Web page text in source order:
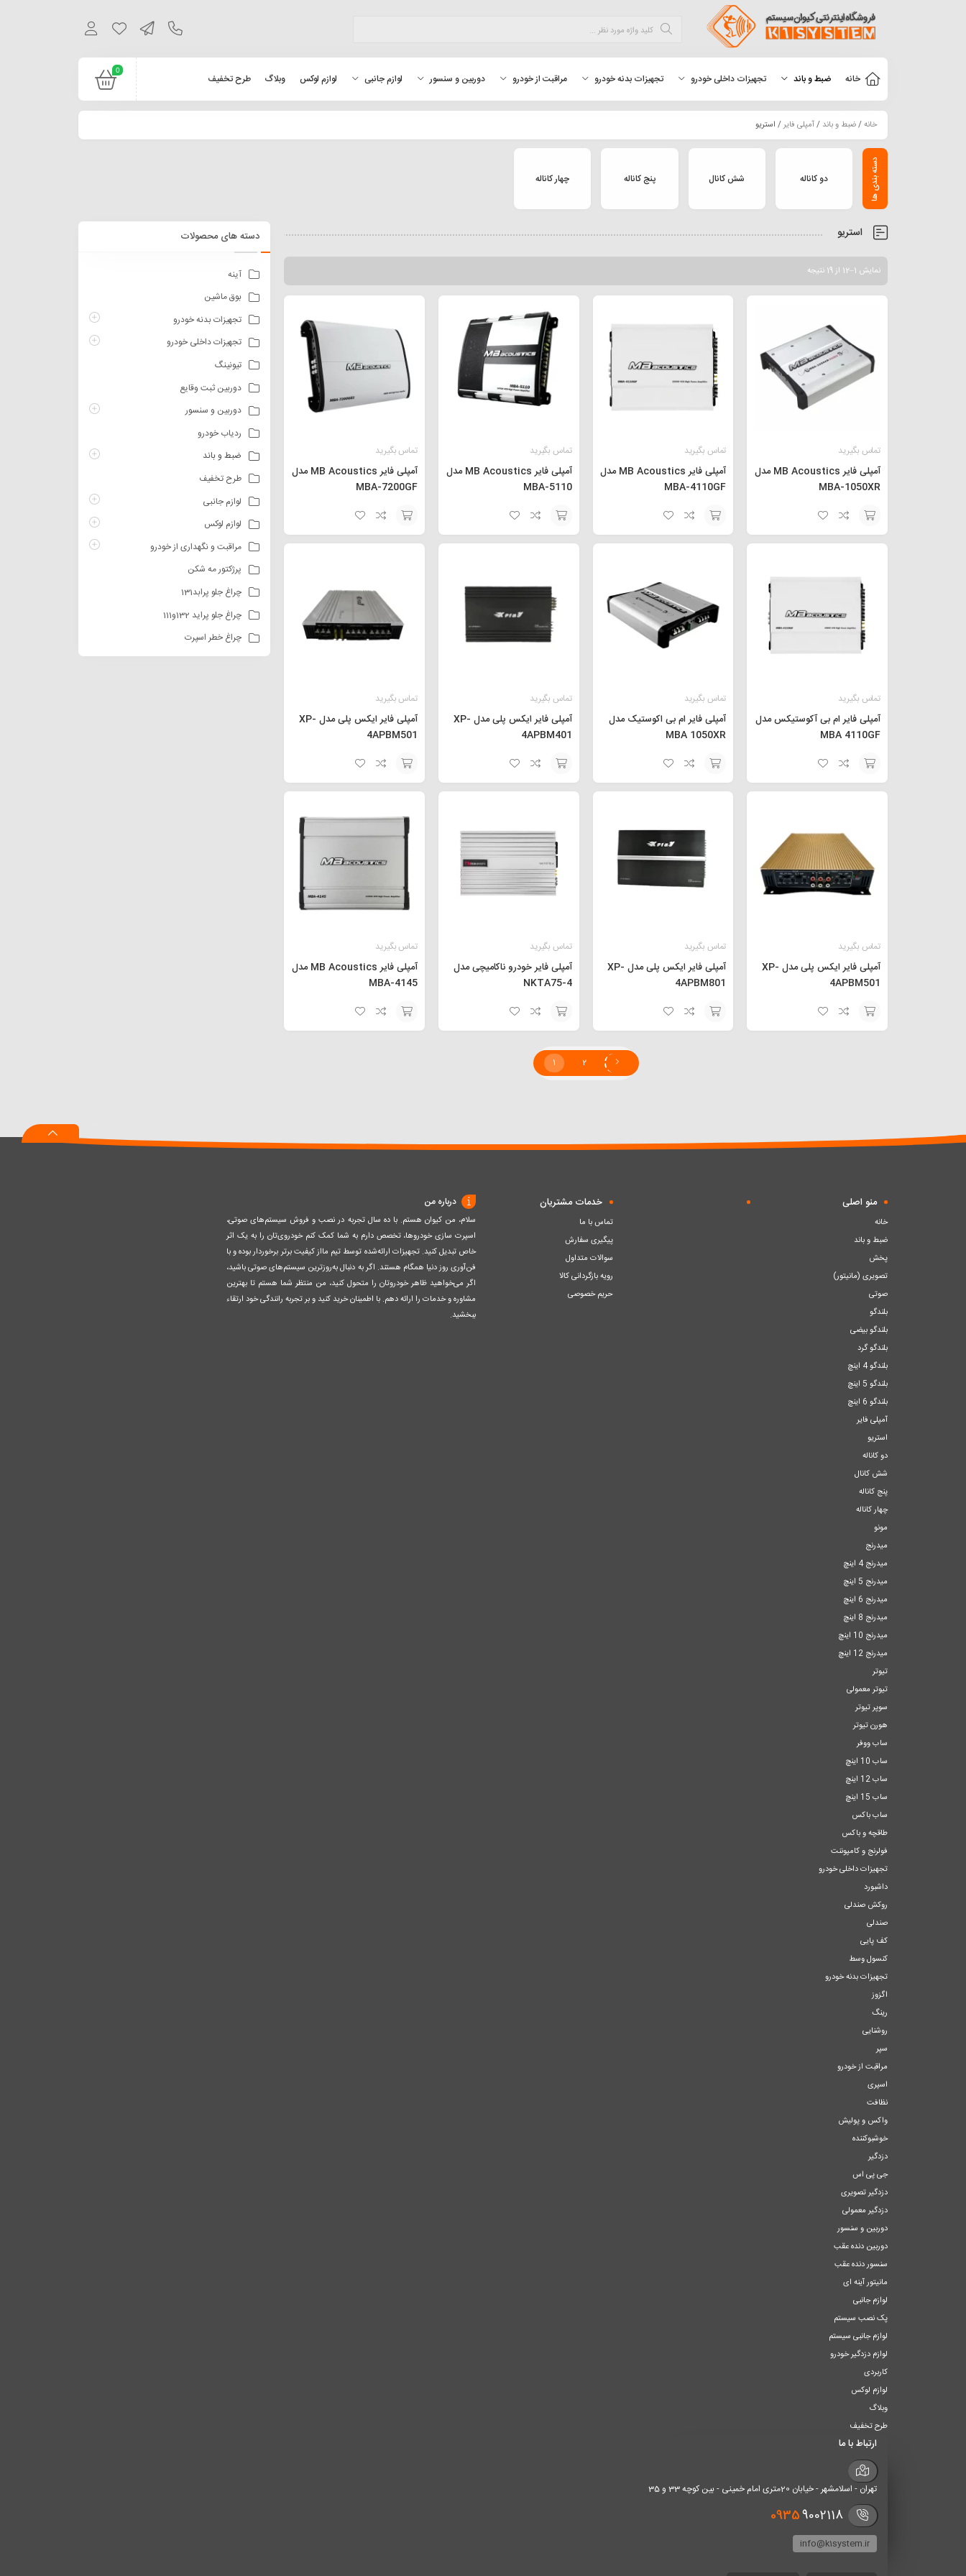
0
خانه ضبط و باند تجهیزات داخلی خودرو تجهیزات بدنه خودرو مراقبت از خودرو دوربین و سنسور لوازم جانبی لوازم لوکس وبلاگ طرح تخفیف
خانه/ضبط و باند /آمپلی فایر/ استریو
دو کاناله شش کانال پنج کاناله چهار کاناله
استریو
نمایش 1–12 از 19 نتیجه
تماس بگیرید
آمپلی فایر MB Acoustics مدل
MBA-1050XR
افزودن
سبد
تماس بگیرید
آمپلی فایر MB Acoustics مدل
MBA-4110GF
افزودن
تماس بگیرید
آمپلی فایر MB Acoustics مدل
MBA-5110
افزودن
تماس بگیرید
آمپلی فایر MB Acoustics مدل
MBA-7200GF
افزودن
تماس بگیرید
آمپلی فایر ام بی آکوستیکس مدل
MBA 4110GF
افزودن
تماس بگیرید
آمپلی فایر ام بی اکوستیک مدل
MBA 1050XR
افزودن
تماس بگیرید
آمپلی فایر ایکس پلی مدل XP-
4APBM401
افزودن
سبد
تماس بگیرید
آمپلی فایر ایکس پلی مدل XP-
4APBM501
افزودن
سبد
تماس بگیرید
آمپلی فایر ایکس پلی مدل XP-
4APBM501
افزودن
تماس بگیرید
آمپلی فایر ایکس پلی مدل XP-
4APBM801
افزودن
تماس بگیرید
آمپلی فایر خودرو ناکامیچی مدل
NKTA75-4
افزودن
به
سبد
تماس بگیرید
آمپلی‌ فایر MB Acoustics مدل
MBA-4145
افزودن
1 2
دسته های محصولات
آینه
بوق ماشین
تجهیزات بدنه خودرو
تجهیزات داخلی خودرو
تیونینگ
دوربین ثبت وقایع
دوربین و سنسور
ردیاب خودرو
ضبط و باند
طرح تخفیف
لوازم جانبی
لوازم لوکس
مراقبت و نگهداری از خودرو
پرژکتور مه شکن
چراغ جلو پرابد131
چراغ جلو پراید 132و111
چراغ خطر اسپرت
منو اصلی
خانه
ضبط و باند
پخش
تصویری (مانیتور)
صوتی
بلندگو
بلندگو بیضی
بلندگو گرد
بلندگو 4 اینچ
بلندگو 5 اینچ
بلندگو 6 اینچ
آمپلی فایر
استریو
دو کاناله
شش کانال
پنج کاناله
چهار کاناله
مونو
میدرنج
میدرنج 4 اینچ
میدرنج 5 اینچ
میدرنج 6 اینچ
میدرنج 8 اینچ
میدرنج 10 اینچ
میدرنج 12 اینچ
تیوتر
تیوتر معمولی
سوپر تیوتر
هورن تیوتر
ساب ووفر
ساب 10 اینچ
ساب 12 اینچ
ساب 15 اینچ
ساب باکس
طاقچه و باکس
فولرنج و کامپوننت
تجهیزات داخلی خودرو
داشبورد
روکش صندلی
صندلی
کف پایی
کنسول وسط
تجهیزات بدنه خودرو
اگزوز
رینگ
روشنایی
سپر
مراقبت از خودرو
اسپری
نظافت
واکس و پولیش
خوشبوکننده
دزدگیر
جی پی اس
دزدگیر تصویری
دزدگیر معمولی
دوربین و سنسور
دوربین دنده عقب
سنسور دنده عقب
مانیتور آینه ای
لوازم جانبی
پک نصب سیستم
لوازم جانبی سیستم
لوازم دزدگیر خودرو
کاربردی
لوازم لوکس
وبلاگ
طرح تخفیف
خدمات مشتریان
تماس با ما
پیگیری سفارش
سوالات متداول
رویه بازگردانی کالا
حریم خصوصی
درباره من
سلام، من کیوان هستم. با ده سال تجربه در نصب و فروش سیستم‌های صوتی،
اسپرت سازی خودروها، تخصص دارم به شما کمک کنم خودروی‌تان را به یک اثر
خاص تبدیل کنید. تجهیزات ارائه‌شده توسط تیم مااز کیفیت برتر برخوردار بوده و با
فن‌آوری روز دنیا همگام هستند. اگر به دنبال به‌روزترین سیستم‌های صوتی باشید،
اگر می‌خواهید ظاهر خودروتان را متحول کنید، من منتظر شما هستم تا بهترین
مشاوره و خدمات را ارائه دهم. با اطمینان خرید کنید و بر تجربه رانندگی خود ارتقاء
ببخشید.
ارتباط با ما
تهران - اسلامشهر - خیابان 20متری امام خمینی - بین کوچه 33 و 35
09359002118
info@k1system.ir